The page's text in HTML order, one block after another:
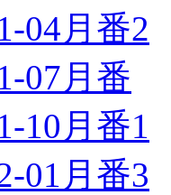
04月番2
07月番
10月番1
01月番3